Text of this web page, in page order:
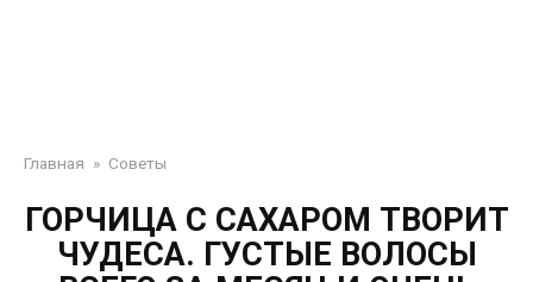
Главная » Советы
ГОРЧИЦА С САХАРОМ ТВОРИТ
ЧУДЕСА. ГУСТЫЕ ВОЛОСЫ